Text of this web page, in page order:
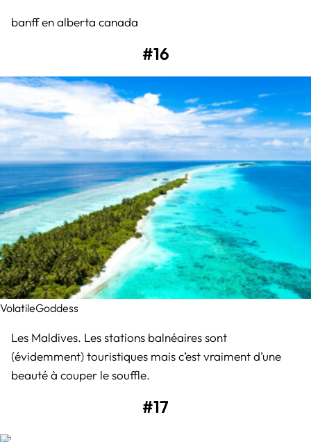
banff en alberta canada
#16
VolatileGoddess
Les Maldives. Les stations balnéaires sont
(évidemment) touristiques mais c’est vraiment d’une
beauté à couper le souffle.
#17